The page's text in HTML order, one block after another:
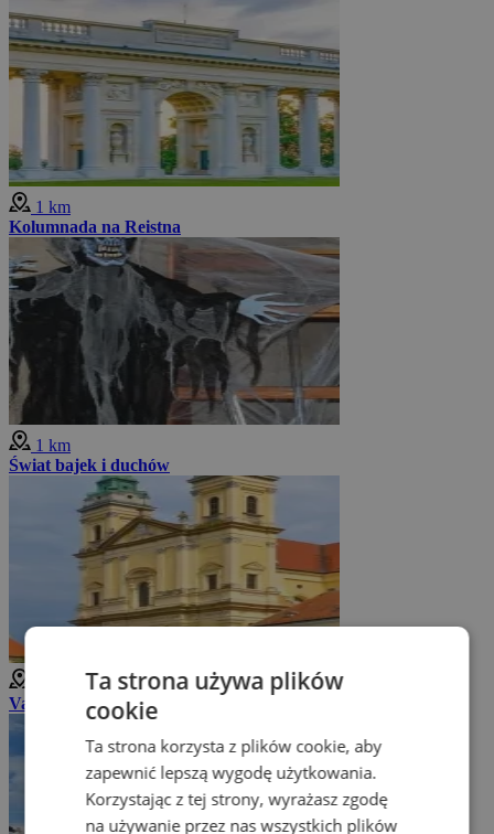
1 km
Kolumnada na Reistna
1 km
Świat bajek i duchów
Valtice
Ta strona używa plików
cookie
Ta strona korzysta z plików cookie, aby
zapewnić lepszą wygodę użytkowania.
Korzystając z tej strony, wyrażasz zgodę
na używanie przez nas wszystkich plików